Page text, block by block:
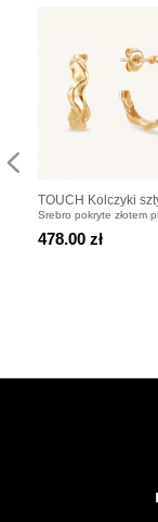
TOUCH Kolczyki
pozłacane
Srebro pokryte złotem
478.00 zł